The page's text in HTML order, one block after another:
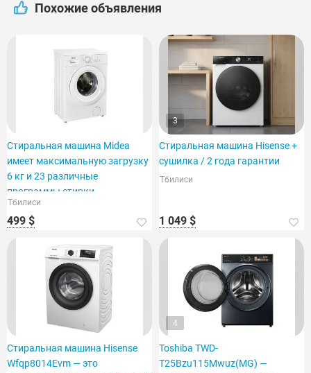
Похожие объявления
Стиральная машина Midea
имеет максимальную загрузку
6 кг и 23 различные
программы стирки.
Тбилиси
499 $
3
Стиральная машина Hisense +
сушилка / 2 года гарантии
Тбилиси
1 049 $
Стиральная машина Hisense
Wfqp8014Evm — это
4
Toshiba TWD-
T25Bzu115Mwuz(MG) —